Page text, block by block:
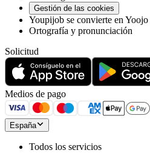
Gestión de las cookies
Youpijob se convierte en Yoojo
Ortografía y pronunciación
Solicitud
Medios de pago
España
Todos los servicios